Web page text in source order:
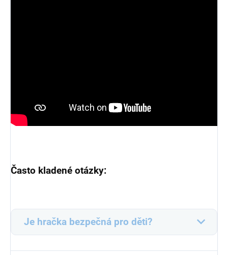
Často kladené otázky:
Je hračka bezpečná pro děti?